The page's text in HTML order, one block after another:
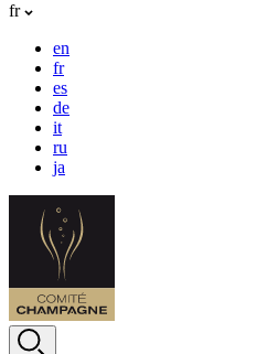
fr
en
fr
es
de
it
ru
ja